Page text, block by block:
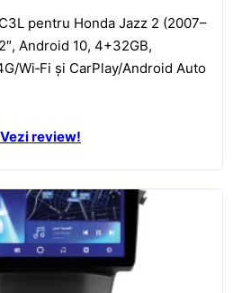
pentru Honda Jazz 2 (2007–
Android 10, 4+32GB,
Wi‑Fi și CarPlay/Android Auto
Vezi review!